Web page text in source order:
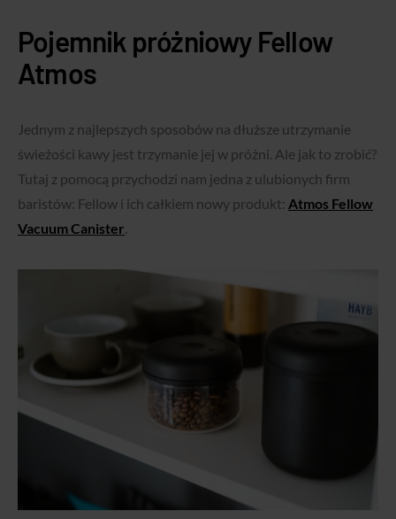
Pojemnik próżniowy Fellow
Atmos
Jednym z najlepszych sposobów na dłuższe utrzymanie
świeżości kawy jest trzymanie jej w próżni. Ale jak to zrobić?
Tutaj z pomocą przychodzi nam jedna z ulubionych firm
baristów: Fellow i ich całkiem nowy produkt: Atmos Fellow
Vacuum Canister.